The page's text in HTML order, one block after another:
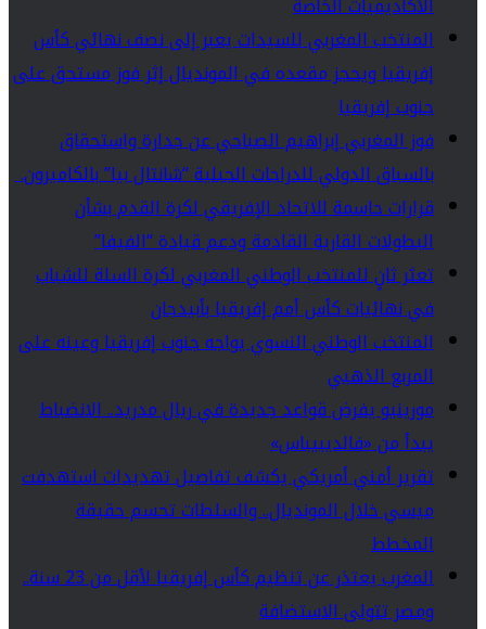
المنتخب المغربي للسيدات يعبر إلى نصف نهائي كأس
إفريقيا ويحجز مقعده في المونديال إثر فوز مستحق على
جنوب إفريقيا
فوز المغربي إبراهيم الصباحي عن جدارة واستحقاق
بالسباق الدولي للدراجات الجبلية “شانتال بيا” بالكاميرون.
قرارات حاسمة للاتحاد الإفريقي لكرة القدم بشأن
البطولات القارية القادمة ودعم قيادة “الفيفا”
تعثر ثانٍ للمنتخب الوطني المغربي لكرة السلة للشباب
في نهائيات كأس أمم إفريقيا بأبيدجان
المنتخب الوطني النسوي يواجه جنوب إفريقيا وعينه على
المربع الذهبي
مورينيو يفرض قواعد جديدة في ريال مدريد.. الانضباط
يبدأ من «فالديبيباس»
تقرير أمني أمريكي يكشف تفاصيل تهديدات استهدفت
ميسي خلال المونديال.. والسلطات تحسم حقيقة
المخطط
المغرب يعتذر عن تنظيم كأس إفريقيا لأقل من 23 سنة..
ومصر تتولى الاستضافة